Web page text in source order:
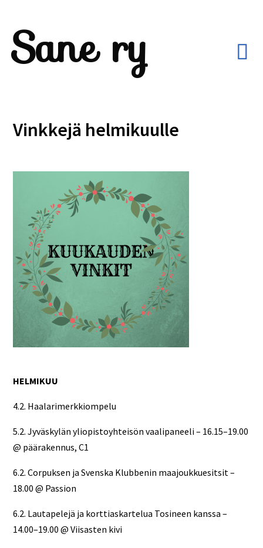
Sane ry
Vinkkejä helmikuulle
HELMIKUU
4.2. Haalarimerkkiompelu
5.2. Jyväskylän yliopistoyhteisön vaalipaneeli – 16.15–19.00
@ päärakennus, C1
6.2. Corpuksen ja Svenska Klubbenin maajoukkuesitsit –
18.00 @ Passion
6.2. Lautapelejä ja korttiaskartelua Tosineen kanssa –
14.00–19.00 @ Viisasten kivi